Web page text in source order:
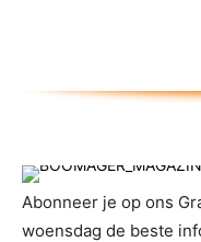
Abonneer je op ons
woensdag de beste